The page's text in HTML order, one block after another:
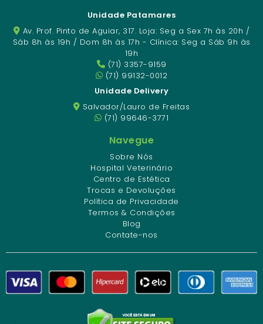
Unidade Patamares
Av. Prof. Pinto de Aguiar, 317. Loja: Seg a Sex 7h às 20h /
Sáb 8h às 19h / Dom 8h às 17h - Clínica: Seg a Sáb 9h às
19h
(71) 3357-9159
(71) 99132-0012
Unidade Delivery
Salvador/Lauro de Freitas
(71) 99646-3771
Navegue
Sobre Nós
Hospital Veterinário
Centro de Estética
Trocas e Devoluções
Política de Privacidade
Termos & Condições
Blog
Contate-nos